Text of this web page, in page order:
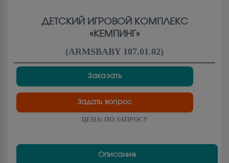
ДЕТСКИЙ ИГРОВОЙ КОМПЛЕКС
«КЕМПИНГ»
(ARMSBABY 107.01.02)
Заказать
Задать вопрос
ЦЕНА: ПО ЗАПРОСУ
Описание